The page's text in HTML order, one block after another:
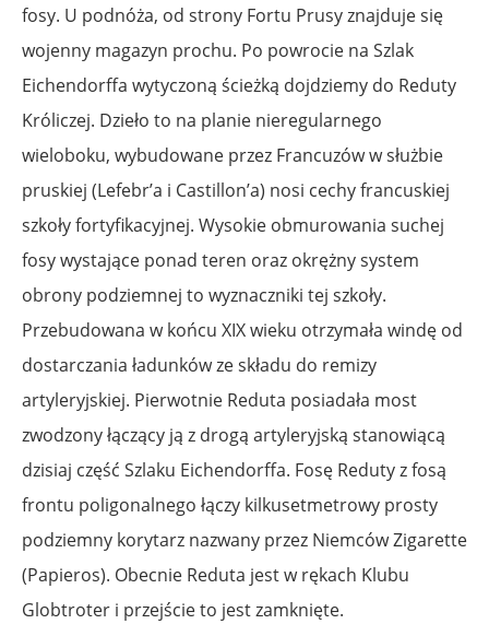
fosy. U podnóża, od strony Fortu Prusy znajduje się
wojenny magazyn prochu. Po powrocie na Szlak
Eichendorffa wytyczoną ścieżką dojdziemy do Reduty
Króliczej. Dzieło to na planie nieregularnego
wieloboku, wybudowane przez Francuzów w służbie
pruskiej (Lefebr’a i Castillon’a) nosi cechy francuskiej
szkoły fortyfikacyjnej. Wysokie obmurowania suchej
fosy wystające ponad teren oraz okrężny system
obrony podziemnej to wyznaczniki tej szkoły.
Przebudowana w końcu XIX wieku otrzymała windę od
dostarczania ładunków ze składu do remizy
artyleryjskiej. Pierwotnie Reduta posiadała most
zwodzony łączący ją z drogą artyleryjską stanowiącą
dzisiaj część Szlaku Eichendorffa. Fosę Reduty z fosą
frontu poligonalnego łączy kilkusetmetrowy prosty
podziemny korytarz nazwany przez Niemców Zigarette
(Papieros). Obecnie Reduta jest w rękach Klubu
Globtroter i przejście to jest zamknięte.